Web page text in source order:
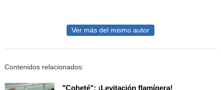
Ver más del mismo autor
Contenidos relacionados:
"Coheté": ¡Levitación flamígera!